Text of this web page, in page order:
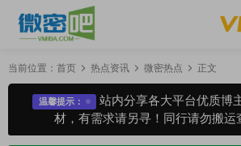
当前位置： 首页 热点资讯 微密热点 正文
温馨提示：
站内分享各大平台优质博
材，有需求请另寻！同行请勿搬运